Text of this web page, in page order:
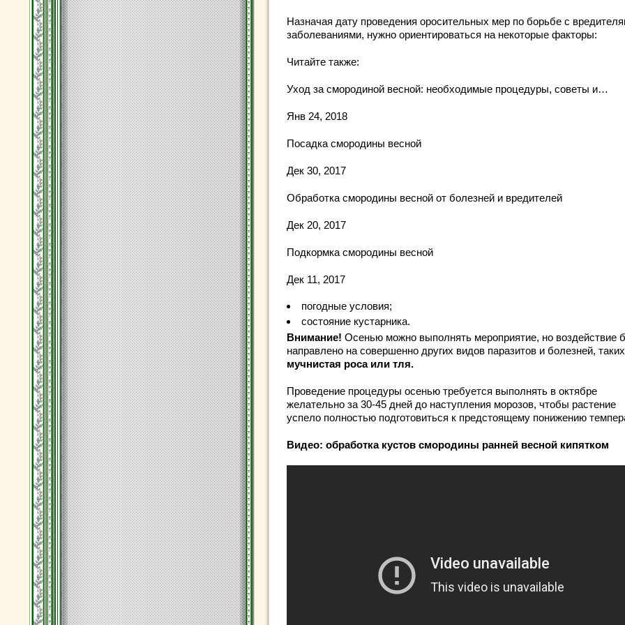
Назначая дату проведения оросительных мер по борьбе с
заболеваниями, нужно ориентироваться на некоторые факторы:
Читайте также:
Уход за смородиной весной: необходимые процедуры, советы и…
Янв 24, 2018
Посадка смородины весной
Дек 30, 2017
Обработка смородины весной от болезней и вредителей
Дек 20, 2017
Подкормка смородины весной
Дек 11, 2017
погодные условия;
состояние кустарника.
Внимание! Осенью можно выполнять мероприятие, но воздействие
направлено на совершенно других видов паразитов и болезней,
мучнистая роса или тля.
Проведение процедуры осенью требуется выполнять в октябре
желательно за 30-45 дней до наступления морозов, чтобы растение
успело полностью подготовиться к предстоящему понижению
Видео: обработка кустов смородины ранней весной кипятком